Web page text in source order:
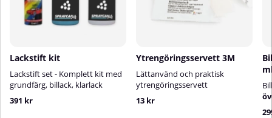
Lackstift kit
Lackstift set - Komplett kit med
grundfärg, billack, klarlack
391 kr
Ytrengöringsservett 3M
Lättanvänd och praktisk
ytrengöringsservett
13 kr